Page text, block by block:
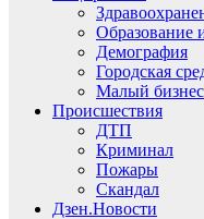
Образование
Демография
Городская
Малый бизнес
Происшествия
ДТП
Криминал
Пожары
Скандал
Дзен.Новости